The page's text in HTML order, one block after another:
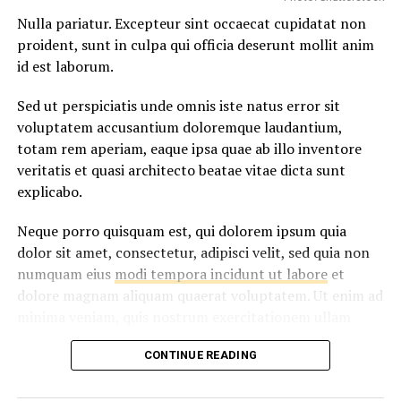
Nulla pariatur. Excepteur sint occaecat cupidatat non
proident, sunt in culpa qui officia deserunt mollit anim
id est laborum.
Sed ut perspiciatis unde omnis iste natus error sit
voluptatem accusantium doloremque laudantium,
totam rem aperiam, eaque ipsa quae ab illo inventore
veritatis et quasi architecto beatae vitae dicta sunt
explicabo.
Neque porro quisquam est, qui dolorem ipsum quia
dolor sit amet, consectetur, adipisci velit, sed quia non
numquam eius modi tempora incidunt ut laboreet
dolore magnam aliquam quaerat voluptatem. Ut enim ad
corporis suscipit laboriosam, nisi ut aliquid ex ea
commodi consequatur.CONTINUE READING